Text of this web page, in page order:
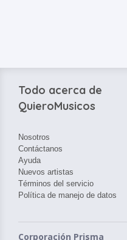
Todo acerca de
QuieroMusicos
Nosotros
Contáctanos
Ayuda
Nuevos artistas
Términos del servicio
Política de manejo de datos
Corporación Prisma